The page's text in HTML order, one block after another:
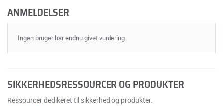
ANMELDELSER
Ingen bruger har endnu givet vurdering
SIKKERHEDSRESSOURCER OG PRODUKTER
Ressourcer dedikeret til sikkerhed og produkter.